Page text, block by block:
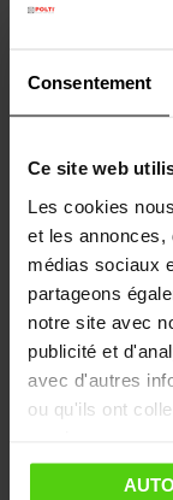
Consentement
Ce site web
Les cookies
et les annonces,
médias sociaux
partageons
notre site avec
publicité et
avec d'autres
ou qu'ils ont
Prenom
Téléphone
Email
Numéro de